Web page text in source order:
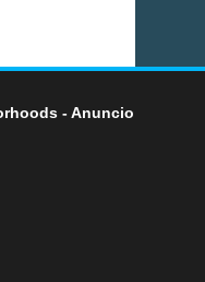
- Anuncio